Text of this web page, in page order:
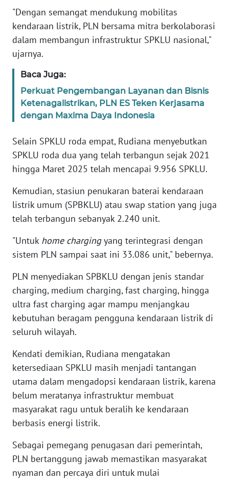
"Dengan semangat mendukung mobilitas
kendaraan listrik, PLN bersama mitra berkolaborasi
dalam membangun infrastruktur SPKLU nasional,"
ujarnya.
Baca Juga:
Perkuat Pengembangan Layanan dan Bisnis
Ketenagalistrikan, PLN ES Teken Kerjasama
dengan Maxima Daya Indonesia
Selain SPKLU roda empat, Rudiana menyebutkan
SPKLU roda dua yang telah terbangun sejak 2021
hingga Maret 2025 telah mencapai 9.956 SPKLU.
Kemudian, stasiun penukaran baterai kendaraan
listrik umum (SPBKLU) atau swap station yang juga
telah terbangun sebanyak 2.240 unit.
"Untuk home chargingyang terintegrasi dengan
sistem PLN sampai saat ini 33.086 unit," bebernya.
PLN menyediakan SPBKLU dengan jenis standar
charging, medium charging, fast charging, hingga
ultra fast charging agar mampu menjangkau
kebutuhan beragam pengguna kendaraan listrik di
seluruh wilayah.
Kendati demikian, Rudiana mengatakan
ketersediaan SPKLU masih menjadi tantangan
utama dalam mengadopsi kendaraan listrik, karena
belum meratanya infrastruktur membuat
masyarakat ragu untuk beralih ke kendaraan
berbasis energi listrik.
Sebagai pemegang penugasan dari pemerintah,
PLN bertanggung jawab memastikan masyarakat
nyaman dan percaya diri untuk mulai
WN
WN
PAPUA
WN
RIAU
WN
SERAMBI
JAMBI
WN
WN
NTB
WN
SULTENG
WN
WN
BABEL
WN
SUMBAR
WN
SUMSEL